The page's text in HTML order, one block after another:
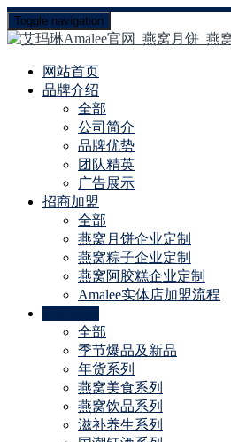
Toggle navigation
网站首页
品牌介绍
全部
公司简介
品牌优势
团队精英
广告展示
招商加盟
全部
燕窝月饼企业定制
燕窝粽子企业定制
燕窝阿胶糕企业定制
Amalee实体店加盟流程
全部
季节爆品及新品
年货系列
燕窝美食系列
燕窝饮品系列
滋补养生系列